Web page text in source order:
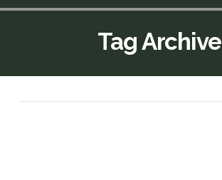
Tag Archive